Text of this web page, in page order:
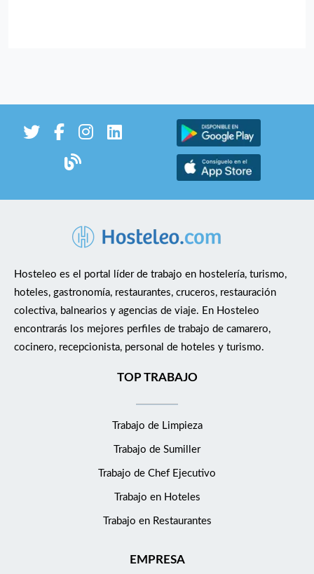
Hosteleo es el portal líder de trabajo en hostelería, turismo,
hoteles, gastronomía, restaurantes, cruceros, restauración
colectiva, balnearios y agencias de viaje. En Hosteleo
encontrarás los mejores perfiles de trabajo de camarero,
cocinero, recepcionista, personal de hoteles y turismo.
TOP TRABAJO
Trabajo de Limpieza
Trabajo de Sumiller
Trabajo de Chef Ejecutivo
Trabajo en Hoteles
Trabajo en Restaurantes
EMPRESA